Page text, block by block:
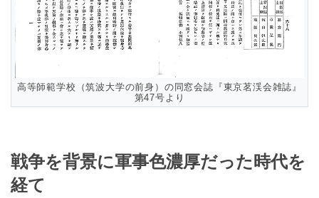
高等師範学校（筑波大学の前身）の同窓会誌『東京茗渓会雑誌』
第47号より
戦争を背景に軍事色濃厚だった時代を
経て